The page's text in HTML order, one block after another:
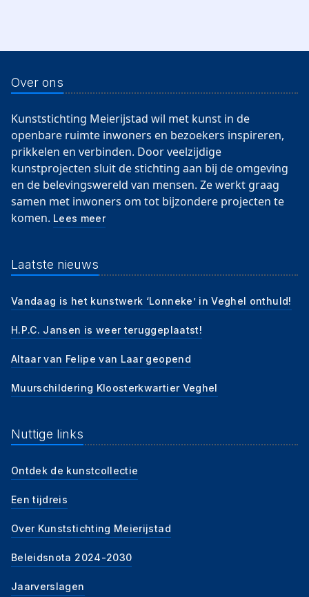
Over ons
Kunststichting Meierijstad wil met kunst in de
openbare ruimte inwoners en bezoekers inspireren,
prikkelen en verbinden. Door veelzijdige
kunstprojecten sluit de stichting aan bij de omgeving
en de belevingswereld van mensen. Ze werkt graag
samen met inwoners om tot bijzondere projecten te
komen. Lees meer
Laatste nieuws
Vandaag is het kunstwerk ‘Lonneke’ in Veghel onthuld!
H.P.C. Jansen is weer teruggeplaatst!
Altaar van Felipe van Laar geopend
Muurschildering Kloosterkwartier Veghel
Nuttige links
Ontdek de kunstcollectie
Een tijdreis
Over Kunststichting Meierijstad
Beleidsnota 2024-2030
Jaarverslagen